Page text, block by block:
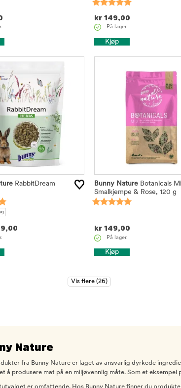
kr 149,00
På lager.
Kjøp
RabbitDream
Bunny NatureBotanicals
Smalkjempe & Rose, 120 g
kr 149,00
På lager.
Kjøp
Nature
fra Bunny Nature er laget av ansvarlig dyrkede
å produsere mat på en miljøvennlig måte. Som et